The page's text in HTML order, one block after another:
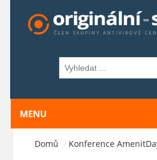
MENU
Domů / Konference